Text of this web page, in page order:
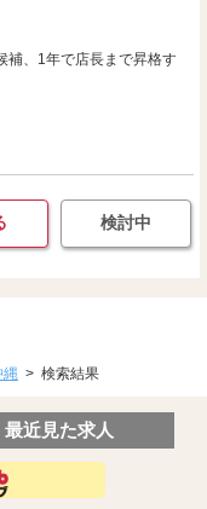
補、1年で店長まで昇格す
検討中
縄 > 検索結果
最近見た求人